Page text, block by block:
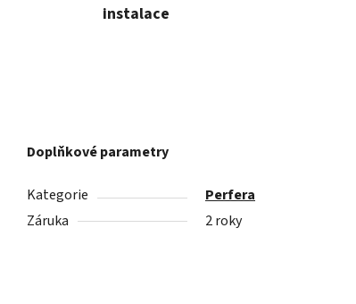
instalace
Doplňkové parametry
Kategorie
Perfera
Záruka
2 roky